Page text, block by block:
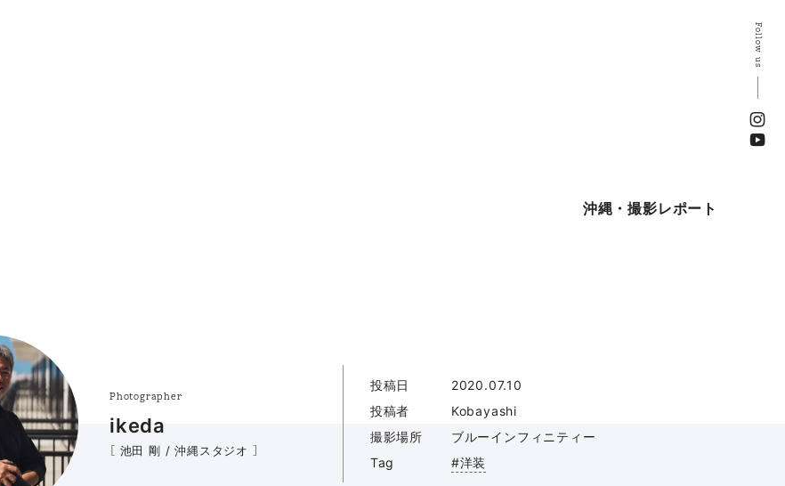
沖縄・撮影レポート
Follow us
Photographer
ikeda
［ 池田 剛 / 沖縄スタジオ ］
投稿日
2020.07.10
投稿者
Kobayashi
撮影場所
ブルーインフィニティー
Tag
#洋装